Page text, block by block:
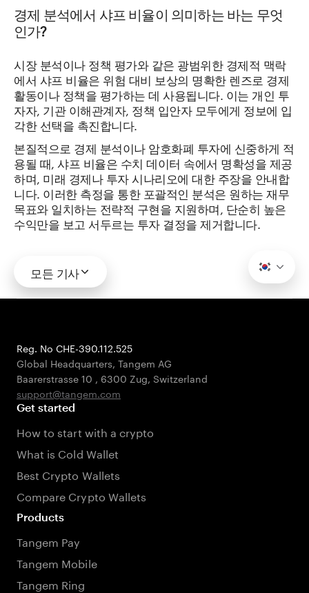
경제 분석에서 샤프 비율이 의미하는 바는 무엇
인가?
시장 분석이나 정책 평가와 같은 광범위한 경제적 맥락
에서 샤프 비율은 위험 대비 보상의 명확한 렌즈로 경제
활동이나 정책을 평가하는 데 사용됩니다. 이는 개인 투
자자, 기관 이해관계자, 정책 입안자 모두에게 정보에 입
각한 선택을 촉진합니다.
본질적으로 경제 분석이나 암호화폐 투자에 신중하게 적
용될 때, 샤프 비율은 수치 데이터 속에서 명확성을 제공
하며, 미래 경제나 투자 시나리오에 대한 주장을 안내합
니다. 이러한 측정을 통한 포괄적인 분석은 원하는 재무
목표와 일치하는 전략적 구현을 지원하며, 단순히 높은
수익만을 보고 서두르는 투자 결정을 제거합니다.
모든 기사
Reg. No CHE-390.112.525
Global Headquarters, Tangem AG
Baarerstrasse 10 , 6300 Zug, Switzerland
support@tangem.com
Get started
How to start with a crypto
What is Cold Wallet
Best Crypto Wallets
Compare Crypto Wallets
Products
Tangem Pay
Tangem Mobile
Tangem Ring